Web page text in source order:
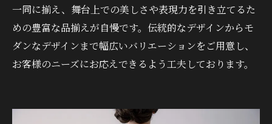
一同に揃え、舞台上での美しさや表現力を引き立てるた
めの豊富な品揃えが自慢です。伝統的なデザインからモ
ダンなデザインまで幅広いバリエーションをご用意し、
お客様のニーズにお応えできるよう工夫しております。